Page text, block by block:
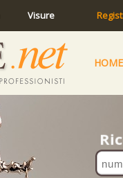
Visure
HOME